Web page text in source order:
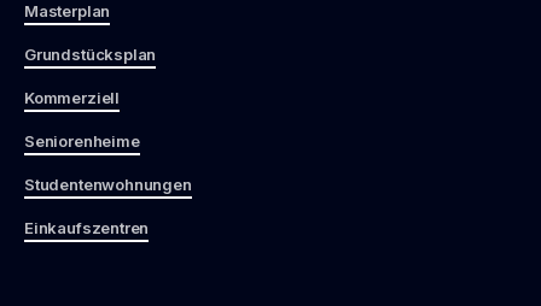
Masterplan
Grundstücksplan
Kommerziell
Seniorenheime
Studentenwohnungen
Einkaufszentren